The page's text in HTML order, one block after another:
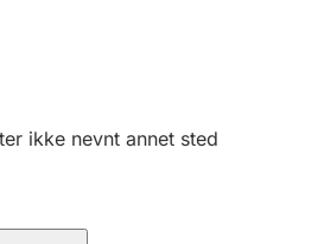
ikke nevnt annet sted